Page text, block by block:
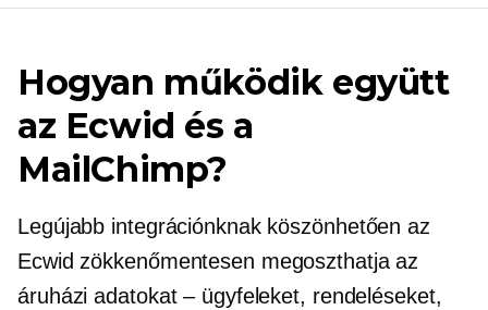
Hogyan működik együtt
az Ecwid és a
MailChimp?
Legújabb integrációnknak köszönhetően az
Ecwid zökkenőmentesen megoszthatja az
áruházi adatokat – ügyfeleket, rendeléseket,